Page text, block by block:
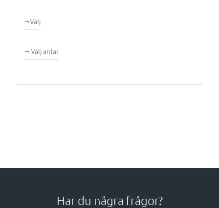
->Välj
-> Välj antal
Har du några frågor?